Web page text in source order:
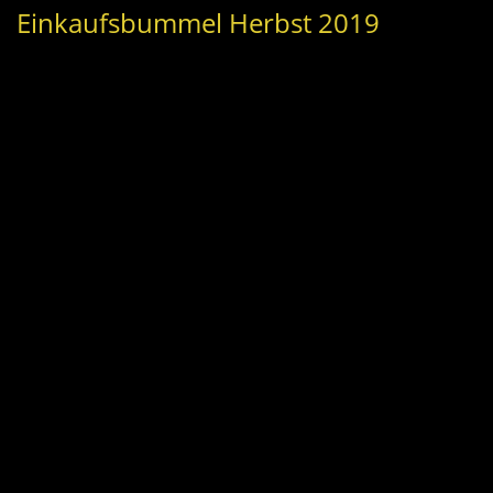
Einkaufsbummel Herbst 2019